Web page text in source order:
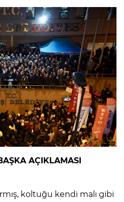
AÇIKLAMASI
koltuğu kendi malı gibi